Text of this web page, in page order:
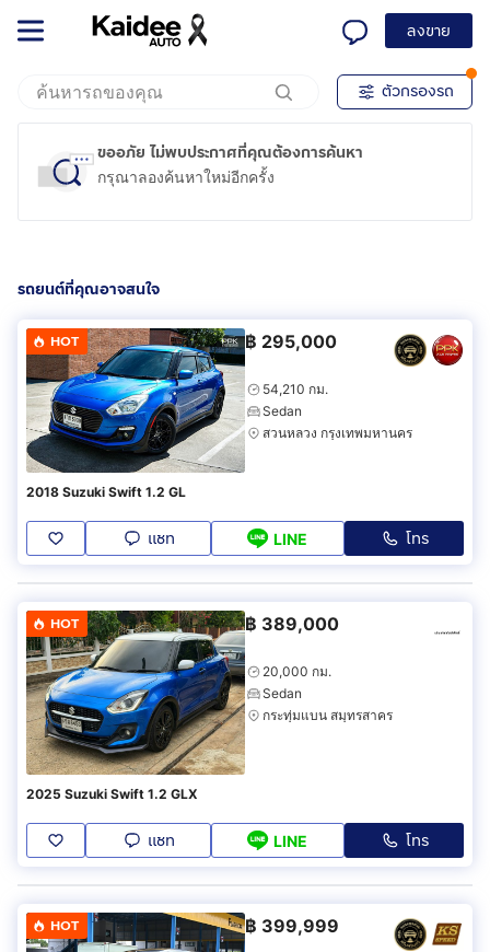
ลงขาย
ตัวกรองรถ
ขออภัย ไม่พบประกาศที่คุณต้องการค้นหา
กรุณาลองค้นหาใหม่อีกครั้ง
รถยนต์ที่คุณอาจสนใจ
HOT ฿ 295,000
54,210 กม.
Sedan
สวนหลวง กรุงเทพมหานคร
2018 Suzuki Swift 1.2 GL
แชท LINE โทร
HOT ฿ 389,000
20,000 กม.
Sedan
กระทุ่มแบน สมุทรสาคร
2025 Suzuki Swift 1.2 GLX
แชท LINE โทร
HOT ฿ 399,999